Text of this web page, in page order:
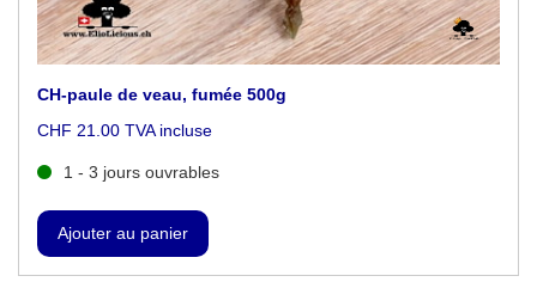
CH-paule de veau, fumée 500g
CHF 21.00 TVA incluse
1 - 3 jours ouvrables